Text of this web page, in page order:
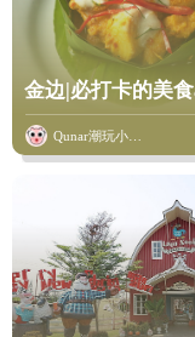
金边|必打卡的美